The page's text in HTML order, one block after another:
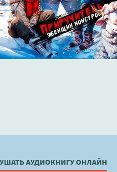
АУДИОКНИГУ ОНЛАЙН